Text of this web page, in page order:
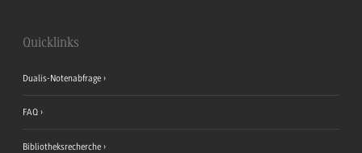
Quicklinks
Dualis-Notenabfrage
FAQ
Bibliotheksrecherche